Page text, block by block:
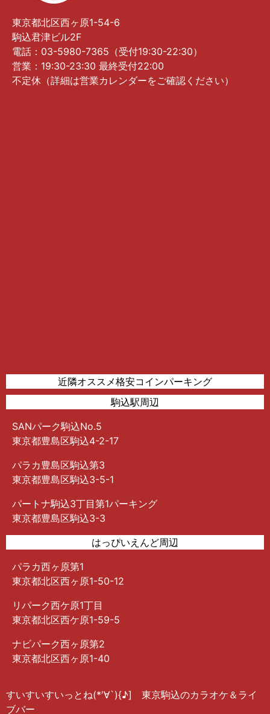
東京都北区西ヶ原1-54-6
駒込君津ビル2F
電話：03-5980-7365（受付19:30-22:30）
営業：19:30-23:30 最終受付22:00
不定休（詳細は営業カレンダーをご確認ください）
近隣オススメ格安コインパーキング
駒込駅周辺
SANパーク駒込No.5
東京都豊島区駒込4-2-17
パラカ豊島区駒込第3
東京都豊島区駒込3-5-1
パートナ駒込3丁目第1パーキング
東京都豊島区駒込3-3
はっぴいえんど周辺
パラカ西ヶ原第1
東京都北区西ヶ原1-50-12
リパーク西ケ原1丁目
東京都北区西ケ原1-59-5
ナビパーク西ヶ原第2
東京都北区西ヶ原1-40
すいすいすいっとね(*′∀︎`){♪︎] 東京駒込のカラオケ＆ライ
ブバー